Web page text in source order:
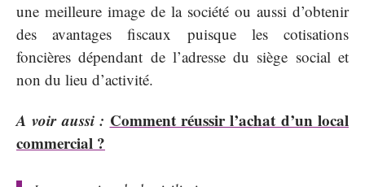
une meilleure image de la société ou aussi d’obtenir
des avantages fiscaux puisque les cotisations
foncières dépendant de l’adresse du siège social et
non du lieu d’activité.
A voir aussi : Comment réussir l’achat d’un local
commercial ?